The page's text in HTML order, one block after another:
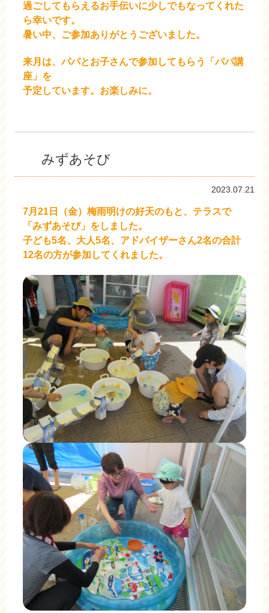
過ごしてもらえるお手伝いに少しでもなってくれた
ら幸いです。
暑い中、ご参加ありがとうございました。
来月は、パパとお子さんで参加してもらう「パパ講
座」を
予定しています。お楽しみに。
みずあそび
2023.07.21
7月21日（金）梅雨明けの好天のもと、テラスで
「みずあそび」をしました。
子ども5名、大人5名、アドバイザーさん2名の合計
12名の方が参加してくれました。